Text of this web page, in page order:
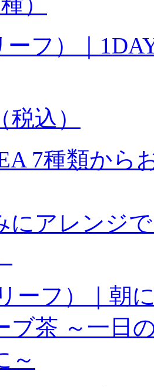
ーフ）｜
税込）
7種類から
にアレンジ